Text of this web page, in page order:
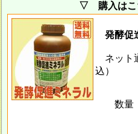
▽ 購入は
発酵促
ネット
込）
数量